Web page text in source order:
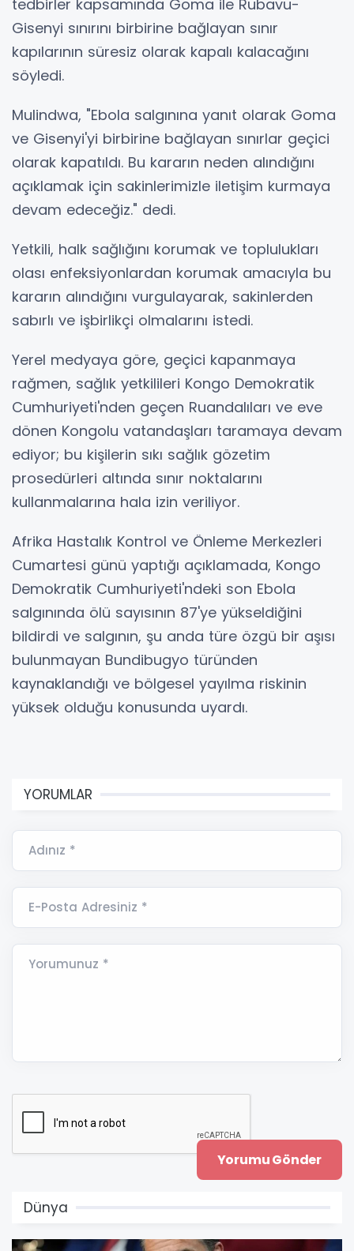
tedbirler kapsamında Goma ile Rubavu-
Gisenyi sınırını birbirine bağlayan sınır
kapılarının süresiz olarak kapalı kalacağını
söyledi.
Mulindwa, "Ebola salgınına yanıt olarak Goma
ve Gisenyi'yi birbirine bağlayan sınırlar geçici
olarak kapatıldı. Bu kararın neden alındığını
açıklamak için sakinlerimizle iletişim kurmaya
devam edeceğiz." dedi.
Yetkili, halk sağlığını korumak ve toplulukları
olası enfeksiyonlardan korumak amacıyla bu
kararın alındığını vurgulayarak, sakinlerden
sabırlı ve işbirlikçi olmalarını istedi.
Yerel medyaya göre, geçici kapanmaya
rağmen, sağlık yetkilileri Kongo Demokratik
Cumhuriyeti'nden geçen Ruandalıları ve eve
dönen Kongolu vatandaşları taramaya devam
ediyor; bu kişilerin sıkı sağlık gözetim
prosedürleri altında sınır noktalarını
kullanmalarına hala izin veriliyor.
Afrika Hastalık Kontrol ve Önleme Merkezleri
Cumartesi günü yaptığı açıklamada, Kongo
Demokratik Cumhuriyeti'ndeki son Ebola
salgınında ölü sayısının 87'ye yükseldiğini
bildirdi ve salgının, şu anda türe özgü bir aşısı
bulunmayan Bundibugyo türünden
kaynaklandığı ve bölgesel yayılma riskinin
yüksek olduğu konusunda uyardı.
YORUMLAR
Adınız *
E-Posta Adresiniz *
Yorumunuz *
Dünya